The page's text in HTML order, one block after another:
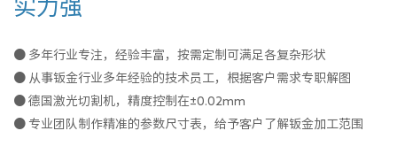
实力强
● 多年行业专注，经验丰富，按需定制可满足各复杂形状
● 从事钣金行业多年经验的技术员工，根据客户需求专职解图
● 德国激光切割机，精度控制在±0.02mm
● 专业团队制作精准的参数尺寸表，给予客户了解钣金加工范围